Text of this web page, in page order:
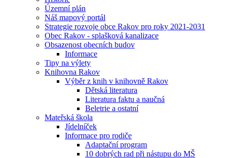
Územní plán
Náš mapový portál
Strategie rozvoje obce Rakov pro roky 2021-2031
Obec Rakov - splašková kanalizace
Obsazenost obecních budov
Informace
Tipy na výlety
Knihovna Rakov
Výběr z knih v knihovně Rakov
Dětská literatura
Literatura faktu a naučná
Beletrie a ostatní
Mateřská škola
Jídelníček
Informace pro rodiče
Adaptační program
10 dobrých rad při nástupu do MŠ